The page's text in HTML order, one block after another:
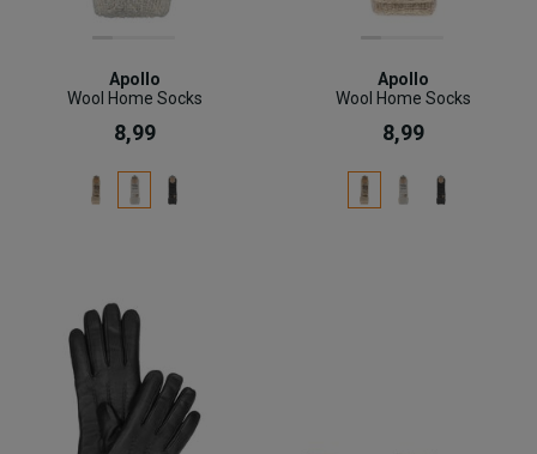
Apollo
Wool Home Socks
8,99
Apollo
Wool Home Socks
8,99